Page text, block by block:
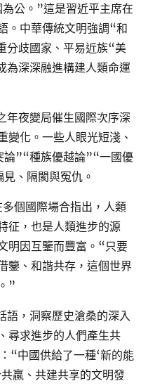
公。”這是習近平主席在
。中華傳統文明強調“和
分歧國家、平易近族“美
為深深融進構建人類命運
年夜變局催生國際次序深
變化。一些人眼光短淺、
論”“種族優越論”“一國優
、隔閡與冤仇。
個國際場合指出，人類
征，也是人類進步的源
明因互鑒而豐富。“只要
鑒、和諧共存，這個世界
”
語，洞察歷史滄桑的深入
尋求進步的人們產生共
“中國供給了一種‘新的能
贏、共建共享的文明發